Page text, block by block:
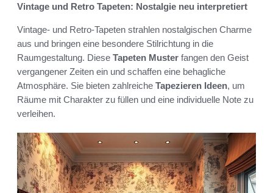
Vintage und Retro Tapeten: Nostalgie neu interpretiert
Vintage- und Retro-Tapeten strahlen nostalgischen Charme
aus und bringen eine besondere Stilrichtung in die
Raumgestaltung. Diese Tapeten Muster fangen den Geist
vergangener Zeiten ein und schaffen eine behagliche
Atmosphäre. Sie bieten zahlreiche Tapezieren Ideen, um
Räume mit Charakter zu füllen und eine individuelle Note zu
verleihen.